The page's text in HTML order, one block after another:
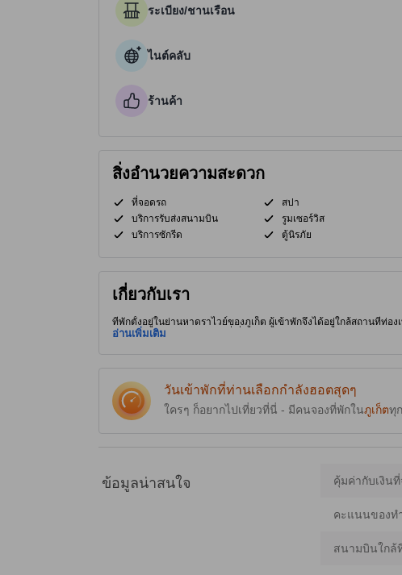
ระเบียง/ชานเรือน
ไนต์คลับ
ร้านค้า
สิ่งอำนวยความสะดวก
ที่จอดรถ สปา
บริการรับส่งสนามบิน
รูมเซอร์วิส
บริการซักรีด
ตู้นิรภัย
เกี่ยวกับเรา
ที่พักตั้งอยู่ในย่านหาดราไวย์ของภูเก็ต ผู้เข้าพักจึงได้อยู่ใกล้สถานที่ท่อ
อ่านเพิ่มเติม
วันเข้าพักที่ท่านเลือกกำลังฮอตสุดๆ
ใครๆ ก็อยากไปเที่ยวที่นี่ - มีคนจองที่พักในภูเก็ตทุ
ข้อมูลน่าสนใจ คุ้มค่ากับเงินที่
คะแนนของท
สนามบินใกล้